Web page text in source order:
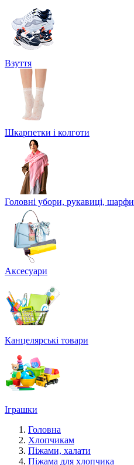
Взуття
Шкарпетки і колготи
Головні убори, рукавиці, шарфи
Аксесуари
Канцелярські товари
Іграшки
Головна
Хлопчикам
Піжами, халати
Піжама для хлопчика